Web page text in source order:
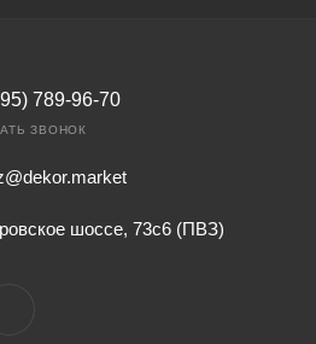
789-96-70
ЗВОНОК
шоссе, 73с6 (ПВЗ)